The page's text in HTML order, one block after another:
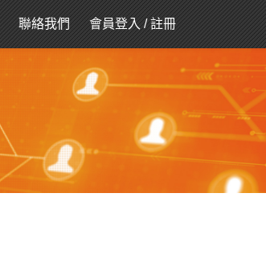
聯絡我們 會員登入/註冊